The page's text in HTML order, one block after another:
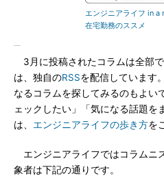
エンジニアライフ in
在宅勤務のススメ
3月に投稿されたコラムは全部
は、独自のRSSを配信しています。
なるコラムを探してみるのもよい
ェックしたい」「気になる話題を
は、 エンジニアライフの歩き方を
エンジニアライフではコラムニ
象者は下記の通りです。